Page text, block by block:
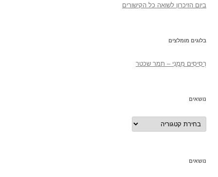
ביום הזיכרון לשואה כל הקישורים
בלוגים מומלצים
רְסִיסִים מִמֶנִי – תמר שכטר
נושאים
נושאים
נושאים